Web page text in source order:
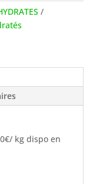
kg dispo en